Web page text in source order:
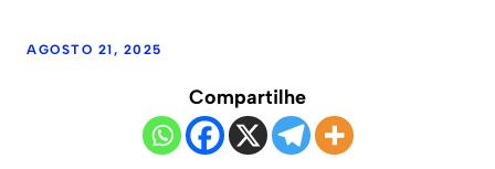
AGOSTO 21, 2025
Compartilhe